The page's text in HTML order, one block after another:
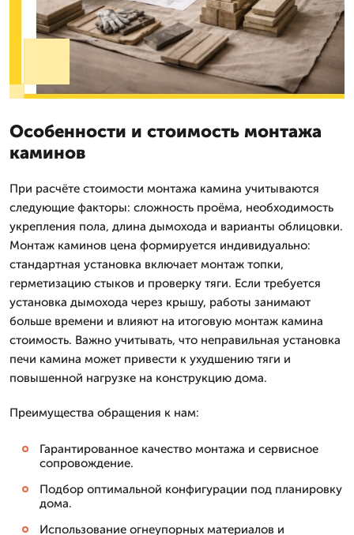
Особенности и стоимость монтажа
каминов
При расчёте стоимости монтажа камина учитываются
следующие факторы: сложность проёма, необходимость
укрепления пола, длина дымохода и варианты облицовки.
Монтаж каминов цена формируется индивидуально:
стандартная установка включает монтаж топки,
герметизацию стыков и проверку тяги. Если требуется
установка дымохода через крышу, работы занимают
больше времени и влияют на итоговую монтаж камина
стоимость. Важно учитывать, что неправильная установка
печи камина может привести к ухудшению тяги и
повышенной нагрузке на конструкцию дома.
Преимущества обращения к нам:
Гарантированное качество монтажа и сервисное
сопровождение.
Подбор оптимальной конфигурации под планировку
дома.
Использование огнеупорных материалов и